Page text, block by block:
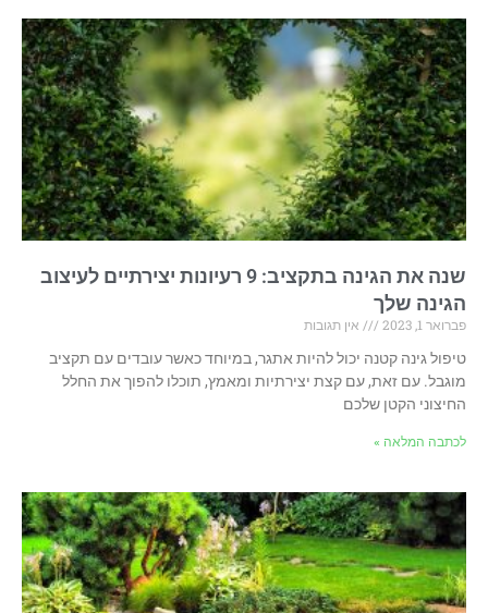
שנה את הגינה בתקציב: 9 רעיונות יצירתיים לעיצוב
הגינה שלך
פברואר 1, 2023
אין תגובות
טיפול גינה קטנה יכול להיות אתגר, במיוחד כאשר עובדים עם תקציב
מוגבל. עם זאת, עם קצת יצירתיות ומאמץ, תוכלו להפוך את החלל
החיצוני הקטן שלכם
לכתבה המלאה »